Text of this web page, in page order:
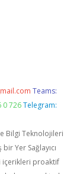
Teams:
0 726 Telegram:
Bilgi Teknolojileri
Yer Sağlayıcı
içerikleri proaktif